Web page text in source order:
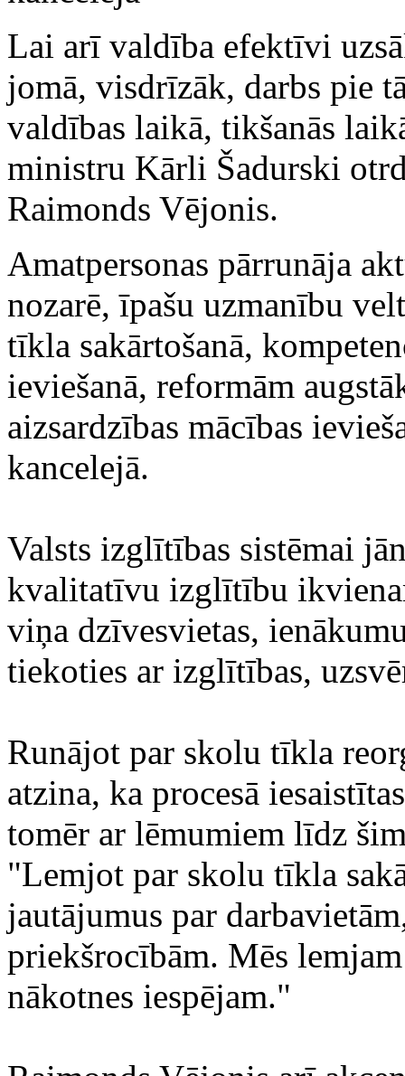
Lai arī valdība efektīvi
jomā, visdrīzāk, darbs pie
valdības laikā, tikšanās
ministru Kārli Šadurski
Raimonds Vējonis.
Amatpersonas pārrunāja
nozarē, īpašu uzmanību
tīkla sakārtošanā,
ieviešanā, reformām
aizsardzības mācības
kancelejā.
Valsts izglītības sistēmai
kvalitatīvu izglītību
viņa dzīvesvietas,
tiekoties ar izglītības,
Runājot par skolu tīkla
atzina, ka procesā
tomēr ar lēmumiem līdz
"Lemjot par skolu tīkla
jautājumus par
priekšrocībām. Mēs
nākotnes iespējam."